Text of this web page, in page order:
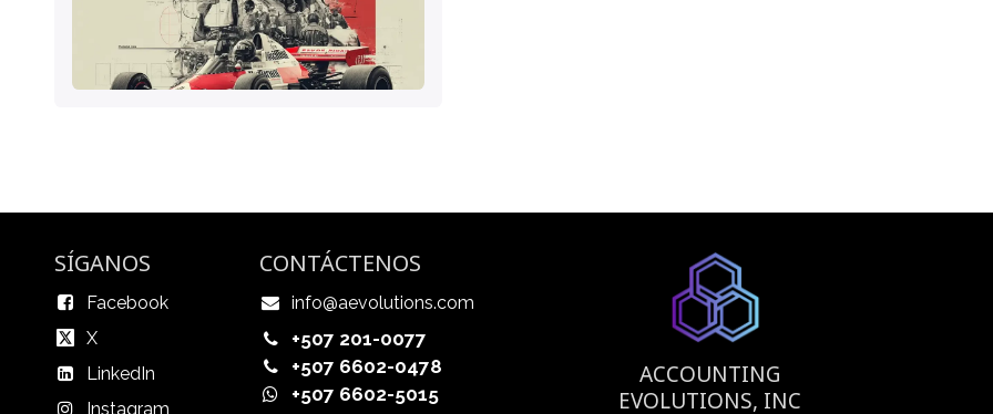
SÍGANOS
Facebook
X
LinkedIn
Instagram
CONTÁCTENOS
info@aevolutions.com
+507 201-0077
+507 6602-0478
+507 6602-5015
ACCOUNTING
EVOLUTIONS, INC